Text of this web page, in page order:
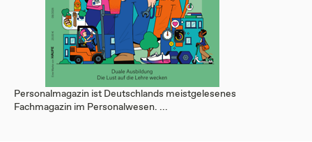
Personalmagazin ist Deutschlands meistgelesenes
Fachmagazin im Personalwesen. ...